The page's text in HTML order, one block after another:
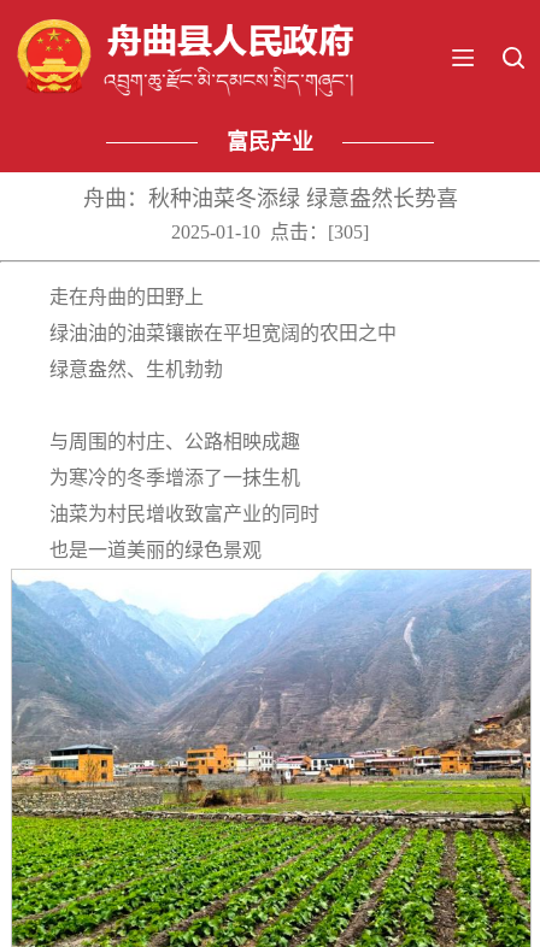
富民产业
舟曲：秋种油菜冬添绿 绿意盎然长势喜
2025-01-10 点击：[305]
走在舟曲的田野上
绿油油的油菜镶嵌在平坦宽阔的农田之中
绿意盎然、生机勃勃
与周围的村庄、公路相映成趣
为寒冷的冬季增添了一抹生机
油菜为村民增收致富产业的同时
也是一道美丽的绿色景观